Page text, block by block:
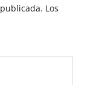
Los